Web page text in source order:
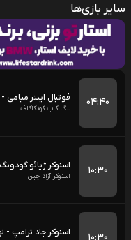
سایر بازی‌ها
۰۴:۴۰ فوتبال اینتر میامی
لیگ کاپ کونکاکاف
۱۰:۳۰ اسنوکر ژیائو
اسنوکر آزاد چین
اسنوکر جاد ترامپ -